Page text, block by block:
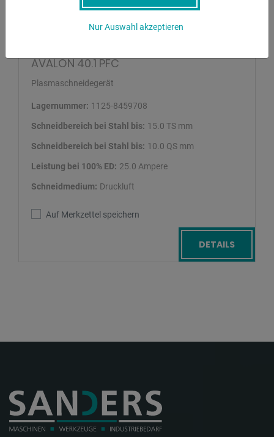
AVALON 40.1 PFC
Plasmaschneidegerät
Lagernummer: 1125-8459708
Schneidbereich bei Stahl bis: 15.0 TS mm
Schneidbereich bei Stahl bis: 10.0 QS mm
Leistung bei 100% ED: 25.0 Ampere
Schneidmedium: Druckluft
Auf Merkzettel speichern
DETAILS
Nur Auswahl akzeptieren